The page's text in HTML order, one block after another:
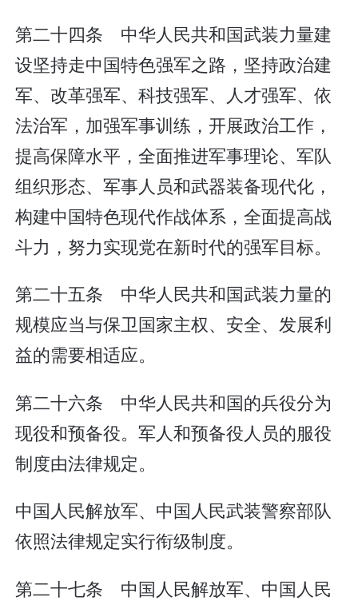
第二十四条 中华人民共和国武装力量建
设坚持走中国特色强军之路，坚持政治建
军、改革强军、科技强军、人才强军、依
法治军，加强军事训练，开展政治工作，
提高保障水平，全面推进军事理论、军队
组织形态、军事人员和武器装备现代化，
构建中国特色现代作战体系，全面提高战
斗力，努力实现党在新时代的强军目标。
第二十五条 中华人民共和国武装力量的
规模应当与保卫国家主权、安全、发展利
益的需要相适应。
第二十六条 中华人民共和国的兵役分为
现役和预备役。军人和预备役人员的服役
制度由法律规定。
中国人民解放军、中国人民武装警察部队
依照法律规定实行衔级制度。
第二十七条 中国人民解放军、中国人民